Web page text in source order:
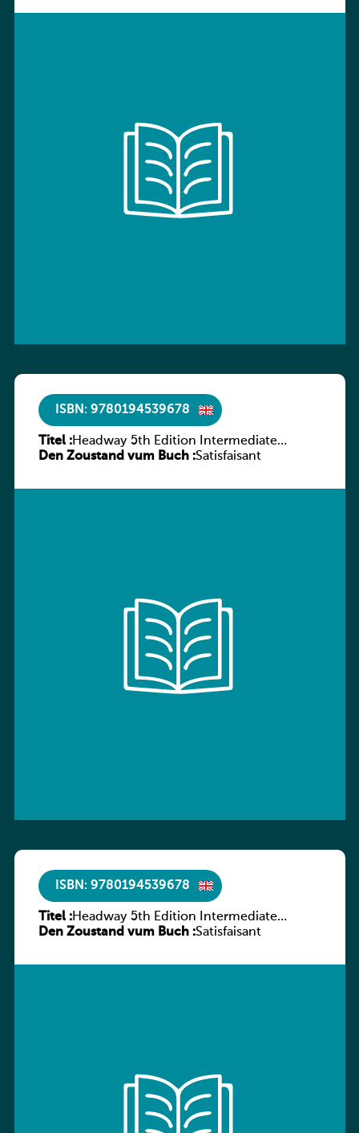
ISBN: 9780194539678
Titel :Headway 5th Edition Intermediate
Workbook without key
Den Zoustand vum Buch :Satisfaisant
ISBN: 9780194539678
Titel :Headway 5th Edition Intermediate
Workbook without key
Den Zoustand vum Buch :Satisfaisant